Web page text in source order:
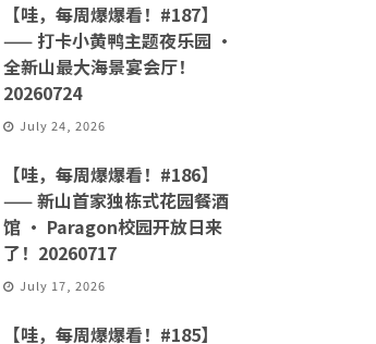
【哇，每周爆爆看！#187】
—— 打卡小黄鸭主题夜乐园 ·
全新山最大海景宴会厅！
20260724
July 24, 2026
【哇，每周爆爆看！#186】
—— 新山首家独栋式花园餐酒
馆 · Paragon校园开放日来
了！20260717
July 17, 2026
【哇，每周爆爆看！#185】